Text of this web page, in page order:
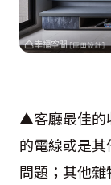
▲客廳最佳的
的電線或是
問題；其他